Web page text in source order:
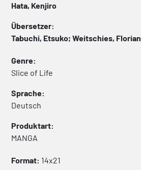
Hata, Kenjiro
Übersetzer:
Tabuchi, Etsuko; Weitschies, Florian
Genre:
Slice of Life
Sprache:
Deutsch
Produktart:
MANGA
Format: 14x21